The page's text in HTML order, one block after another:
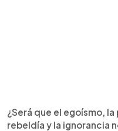
¿Será que el egoísmo,
rebeldía y la ignorancia